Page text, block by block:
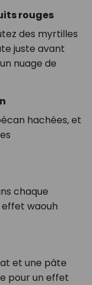
rouges
des myrtilles
juste avant
nuage de
hachées, et
chaque
waouh
et une pâte
pour un effet